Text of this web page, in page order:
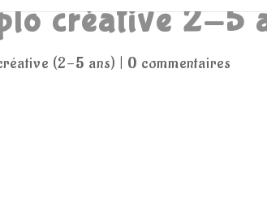
créative 2-5
(2-5 ans) | 0 commentaires